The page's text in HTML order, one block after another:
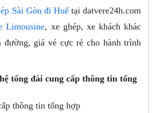
Sài Gòn đi Huếtại datvere24h.com
Limousine, xe ghép, xe khách khác
đường, giá vé cực rẻ cho hành trình
tổng đài cung cấp thông tin tổng
thông tin tổng hợp